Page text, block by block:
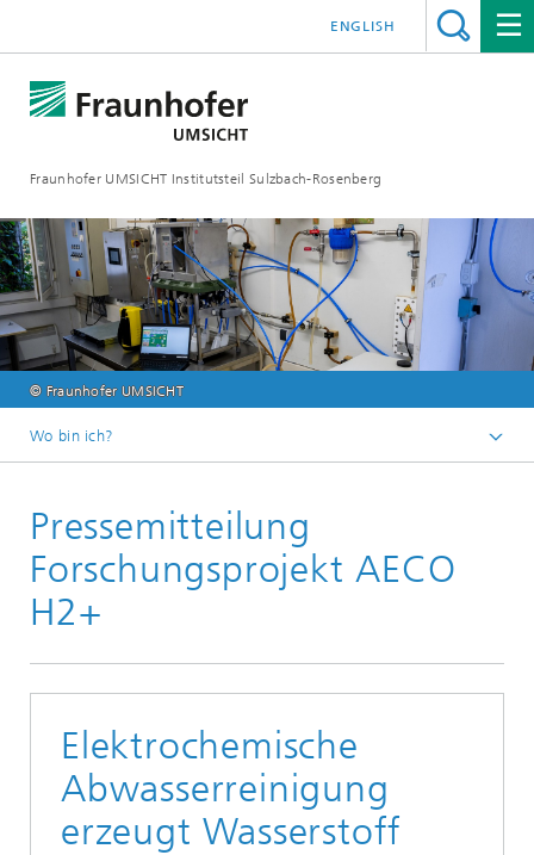
Fraunhofer UMSICHT Institutsteil Sulzbach-Rosenberg
ENGLISH
© Fraunhofer UMSICHT
Wo bin ich?
News und Presse
2020
Pressemitteilung
Forschungsprojekt AECO
H2+
Elektrochemische
Abwasserreinigung
erzeugt Wasserstoff